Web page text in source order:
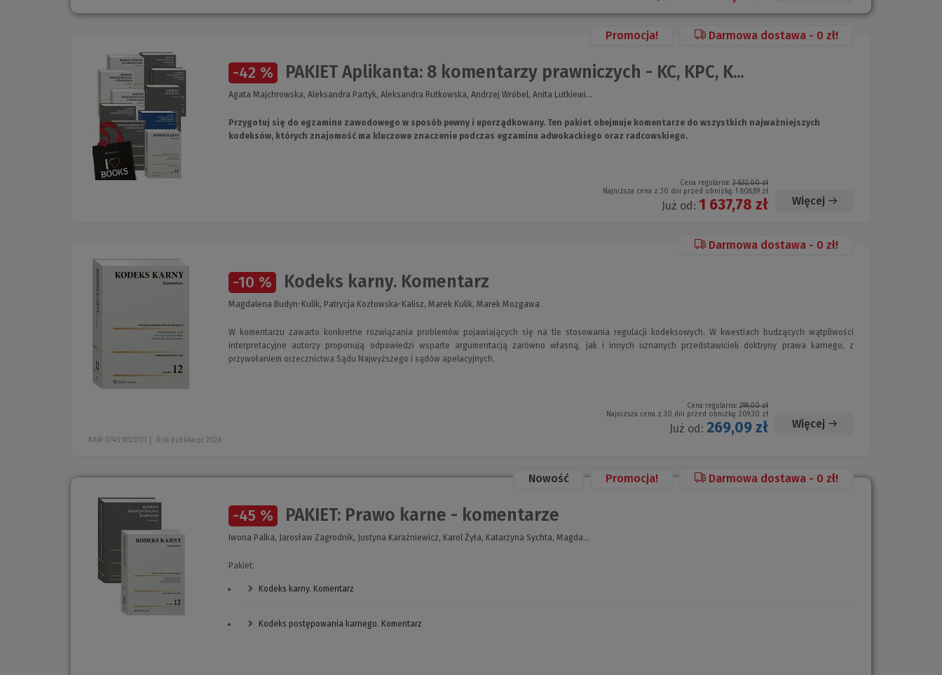
Promocja! Darmowa dostawa - 0 zł!
-42 % PAKIET Aplikanta: 8 komentarzy prawniczych - KC, KPC, K...
Agata Majchrowska, Aleksandra Partyk, Aleksandra Rutkowska, Andrzej Wróbel, Anita Lutkiewi...
Przygotuj się do egzaminu zawodowego w sposób pewny i uporządkowany. Ten pakiet obejmuje komentarze do wszystkich najważniejszych
kodeksów, których znajomość ma kluczowe znaczenie podczas egzaminu adwokackiego oraz radcowskiego.
Cena regularna: 2 832,00 zł
Najniższa cena z 30 dni przed obniżką: 1 808,89 zł
Już od: 1 637,78 zł Więcej
Darmowa dostawa - 0 zł!
-10 % Kodeks karny. Komentarz
Magdalena Budyn-Kulik, Patrycja Kozłowska-Kalisz, Marek Kulik, Marek Mozgawa
W komentarzu zawarto konkretne rozwiązania problemów pojawiających się na tle stosowania regulacji kodeksowych. W kwestiach budzących wątpliwości
interpretacyjne autorzy proponują odpowiedzi wsparte argumentacją zarówno własną, jak i innych uznanych przedstawicieli doktryny prawa karnego, z
przywołaniem orzecznictwa Sądu Najwyższego i sądów apelacyjnych.
Cena regularna: 299,00 zł
Najniższa cena z 30 dni przed obniżką: 209,30 zł
Już od: 269,09 zł Więcej
KAM-0745 W12D01 Rok publikacji: 2026
Nowość Promocja! Darmowa dostawa - 0 zł!
-45 % PAKIET: Prawo karne - komentarze
Iwona Palka, Jarosław Zagrodnik, Justyna Karaźniewicz, Karol Żyła, Katarzyna Sychta, Magda...
Pakiet:
Kodeks karny. Komentarz
Kodeks postępowania karnego. Komentarz